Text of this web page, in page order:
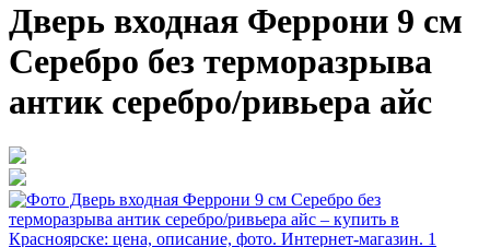
Дверь входная Феррони 9 см
Серебро без терморазрыва
антик серебро/ривьера айс